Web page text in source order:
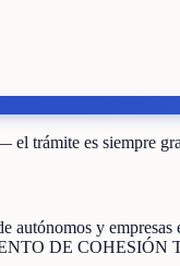
el trámite es siempre
autónomos y empresas
DE COHESIÓN